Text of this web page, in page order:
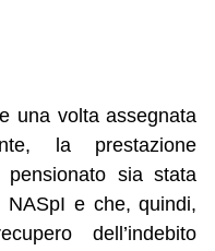
una volta assegnata
la prestazione
pensionato sia stata
NASpI e che, quindi,
dell’indebito